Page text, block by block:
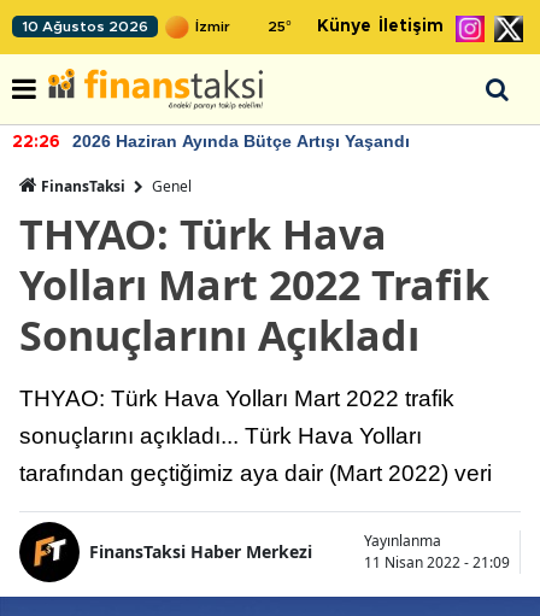
10 Ağustos 2026 25° Künye İletişim
22:26 2026 Haziran Ayında Bütçe Artışı Yaşandı
FinansTaksi Genel
THYAO: Türk Hava
Yolları Mart 2022 Trafik
Sonuçlarını Açıkladı
THYAO: Türk Hava Yolları Mart 2022 trafik
sonuçlarını açıkladı... Türk Hava Yolları
tarafından geçtiğimiz aya dair (Mart 2022) veri
FinansTaksi Haber Merkezi
Yayınlanma
11 Nisan 2022 - 21:09